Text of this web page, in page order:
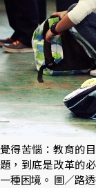
覺得苦惱：教育的
題，到底是改革的
一種困境。 圖／路